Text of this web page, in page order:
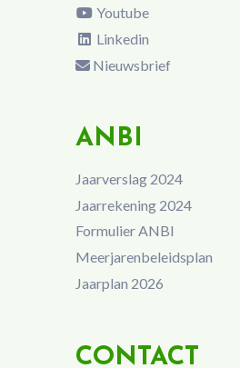
Youtube
Linkedin
Nieuwsbrief
ANBI
Jaarverslag 2024
Jaarrekening 2024
Formulier ANBI
Meerjarenbeleidsplan
Jaarplan 2026
CONTACT